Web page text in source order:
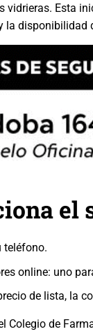
vidrieras. Esta
la disponibilidad
el
online: uno
de lista, la
Colegio de